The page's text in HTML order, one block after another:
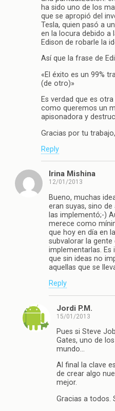
ha sido uno de los
que se apropió del
Tesla, quien pasó a
en la locura debido a
Edison de robarle la
Así que la frase de
«El éxito es un 99%
(de otro)»
Es verdad que es
como queremos un
apisonadora y
Gracias por tu
Reply
Irina Mishina
12/01/2013
Bueno, muchas
eran suyas, sino
las implementó;-)
merece como
que hoy en día en
subvalorar la gente
implementarlas.
que sin ideas no
aquellas que se
Reply
Jordi P.M.
15/01/2013
Pues si Steve
Gates, uno de
mundo…
Al final la clave
de crear algo
mejor.
Gracias a todos.